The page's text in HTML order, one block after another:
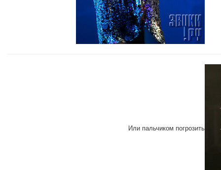
Или пальчиком погрозить